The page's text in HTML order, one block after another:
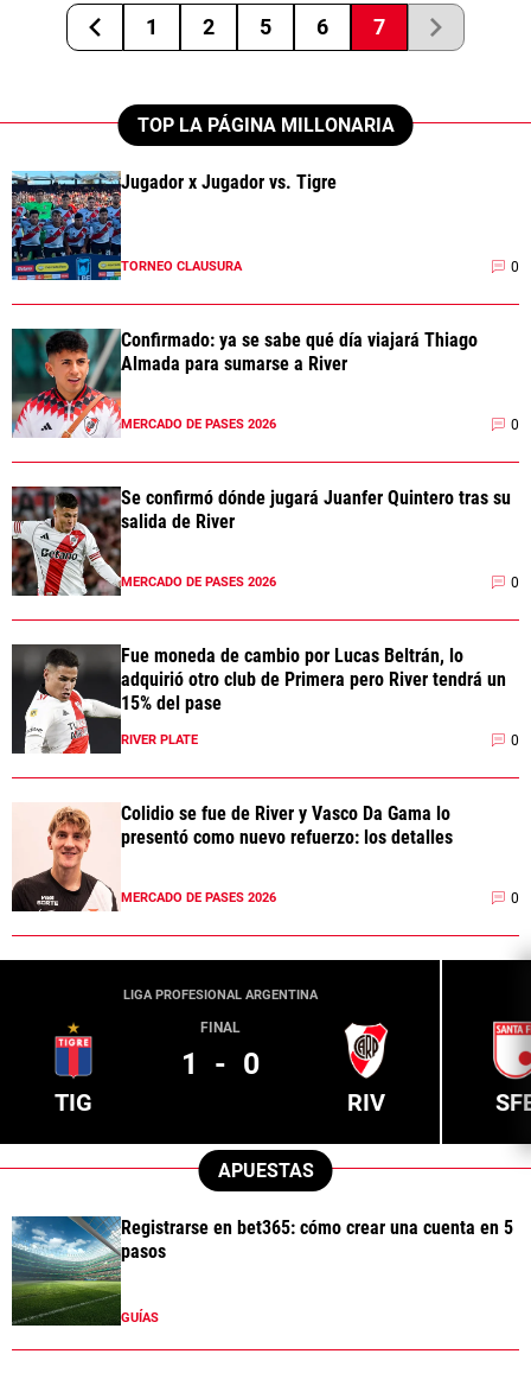
1 2 5 6 7
TOP LA PÁGINA MILLONARIA
Jugador x Jugador vs. Tigre
TORNEO CLAUSURA 0
Confirmado: ya se sabe qué día viajará Thiago
Almada para sumarse a River
MERCADO DE PASES 2026 0
Se confirmó dónde jugará Juanfer Quintero tras su
salida de River
MERCADO DE PASES 2026 0
Fue moneda de cambio por Lucas Beltrán, lo
adquirió otro club de Primera pero River tendrá un
15% del pase
RIVER PLATE 0
Colidio se fue de River y Vasco Da Gama lo
presentó como nuevo refuerzo: los detalles
MERCADO DE PASES 2026 0
LIGA PROFESIONAL ARGENTINA
TIG
FINAL
1 - 0
RIV
APUESTAS
Registrarse en bet365: cómo crear una cuenta en 5
pasos
GUÍAS